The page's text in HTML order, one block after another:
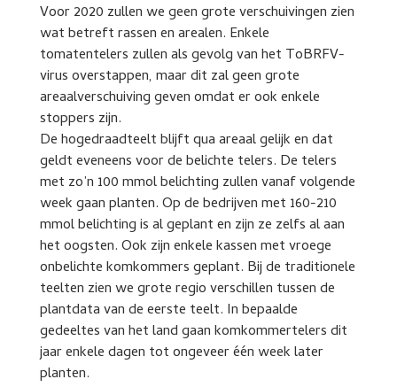
Voor 2020 zullen we geen grote verschuivingen zien
wat betreft rassen en arealen. Enkele
tomatentelers zullen als gevolg van het ToBRFV-
virus overstappen, maar dit zal geen grote
areaalverschuiving geven omdat er ook enkele
stoppers zijn.
De hogedraadteelt blijft qua areaal gelijk en dat
geldt eveneens voor de belichte telers. De telers
met zo’n 100 mmol belichting zullen vanaf volgende
week gaan planten. Op de bedrijven met 160-210
mmol belichting is al geplant en zijn ze zelfs al aan
het oogsten. Ook zijn enkele kassen met vroege
onbelichte komkommers geplant. Bij de traditionele
teelten zien we grote regio verschillen tussen de
plantdata van de eerste teelt. In bepaalde
gedeeltes van het land gaan komkommertelers dit
jaar enkele dagen tot ongeveer één week later
planten.